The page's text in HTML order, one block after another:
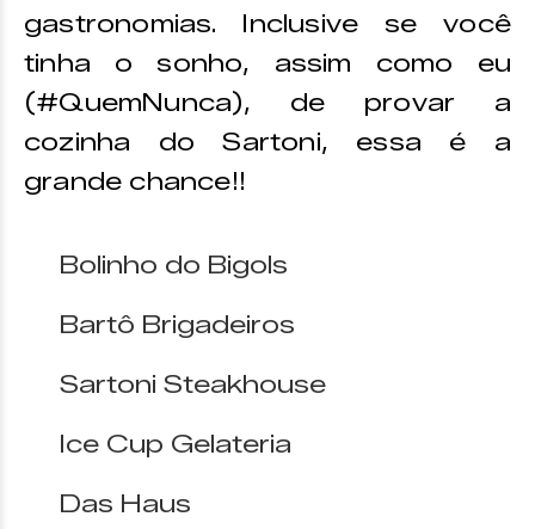
gastronomias. Inclusive se você
tinha o sonho, assim como eu
(#QuemNunca), de provar a
cozinha do Sartoni, essa é a
grande chance!!
Bolinho do Bigols
Bartô Brigadeiros
Sartoni Steakhouse
Ice Cup Gelateria
Das Haus